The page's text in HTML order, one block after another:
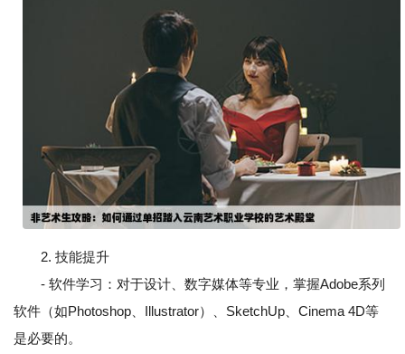
2. 技能提升
- 软件学习：对于设计、数字媒体等专业，掌握Adobe系列
软件（如Photoshop、Illustrator）、SketchUp、Cinema 4D等
是必要的。